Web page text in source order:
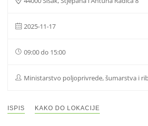
2025-11-17
09:00 do 15:00
Ministarstvo poljoprivrede, šumarstva i
ISPIS KAKO DO LOKACIJE